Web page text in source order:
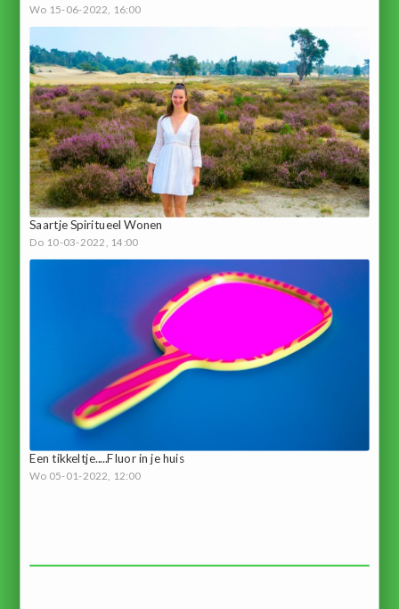
Wo 15-06-2022, 16:00
Saartje Spiritueel Wonen
Do 10-03-2022, 14:00
Een tikkeltje.....Fluor in je huis
Wo 05-01-2022, 12:00